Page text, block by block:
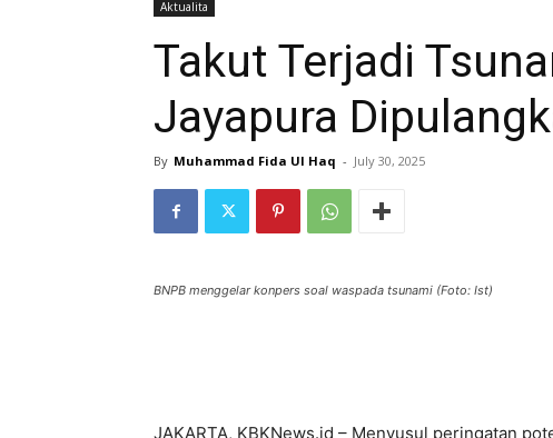
Aktualita
Takut Terjadi
Jayapura
By Muhammad Fida Ul Haq - July 30, 2025
BNPB menggelar konpers soal waspada tsunami (Foto: Ist)
JAKARTA, KBKNews.id – Menyusul peringatan